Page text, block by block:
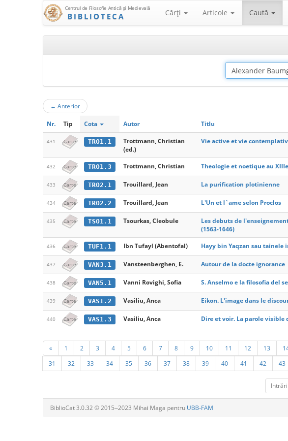
Centrul de Filosofie Antică şi Medievală
BIBLIOTECA Cărţi Articole Caută
← Anterior
Nr. Tip Cota Autor Titlu
431 Carte TRO1.1
Trottmann, Christian
(ed.)
Vie active et vie
432 Carte TRO1.3 Trottmann, Christian Theologie et noetique au
433 Carte TRO2.1 Trouillard, Jean La purification plotinienne
434 Carte TRO2.2 Trouillard, Jean L'Un et l`ame selon Proclos
435 Carte TSO1.1 Tsourkas, Cleobule
Les debuts de
(1563-1646)
436 Carte TUF1.1 Ibn Tufayl (Abentofal) Hayy bin Yaqzan sau
437 Carte VAN3.1 Vansteenberghen, E. Autour de la docte ignorance
438 Carte VAN5.1 Vanni Rovighi, Sofia S. Anselmo e la filosofia del
439 Carte VAS1.2 Vasiliu, Anca Eikon. L'image dans le
440 Carte VAS1.3 Vasiliu, Anca Dire et voir. La parole visible
« 1 2 3 4 5 6 7 8 9 10 11 12 13
31
32 33 34 35 36 37 38 39 40 41 42 43
BiblioCat 3.0.32 © 2015‒2023 Mihai Maga pentru UBB-FAM